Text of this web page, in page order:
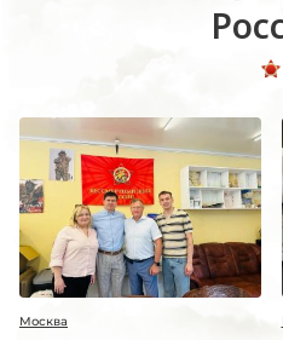
Москва